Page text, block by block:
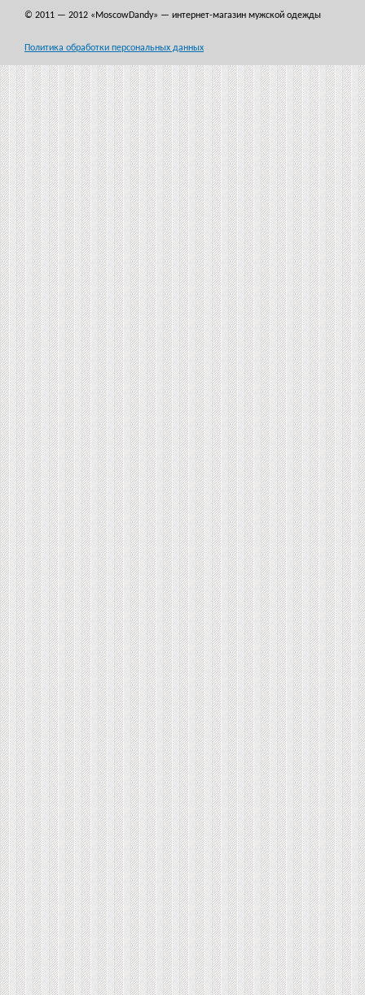
© 2011 — 2012 «MoscowDandy» — интернет-магазин мужской одежды
Политика обработки персональных данных